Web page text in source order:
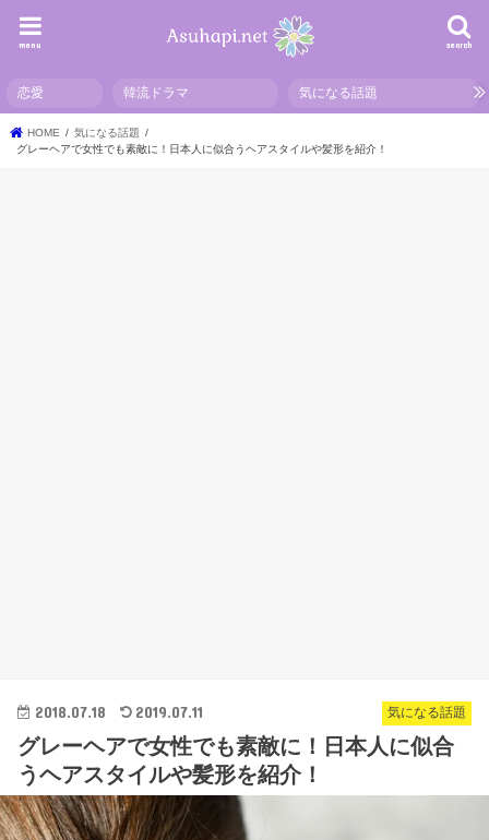
search
menu
恋愛 韓流ドラマ 気になる話題
HOME
気になる話題
グレーヘアで女性でも素敵に！日本人に似合うヘアスタイルや髪形を紹介！
気になる話題
2018.07.18 2019.07.11
グレーヘアで女性でも素敵に！日本人に似合
うヘアスタイルや髪形を紹介！